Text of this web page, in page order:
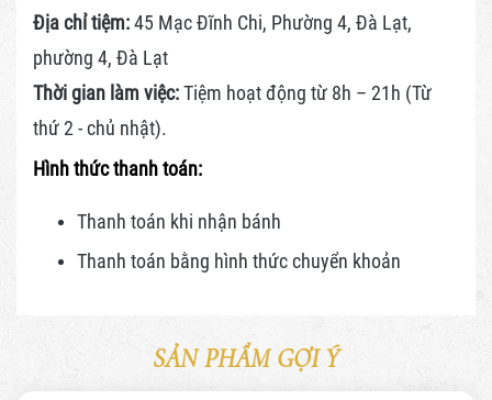
Địa chỉ tiệm:45 Mạc Đĩnh Chi, Phường 4, Đà Lạt,
phường 4, Đà Lạt
Thời gian làm việc:Tiệm hoạt động từ 8h – 21h (Từ
thứ 2 - chủ nhật).
Hình thức thanh toán:
Thanh toán khi nhận bánh
Thanh toán bằng hình thứcchuyển khoản
SẢN PHẨM GỢI Ý